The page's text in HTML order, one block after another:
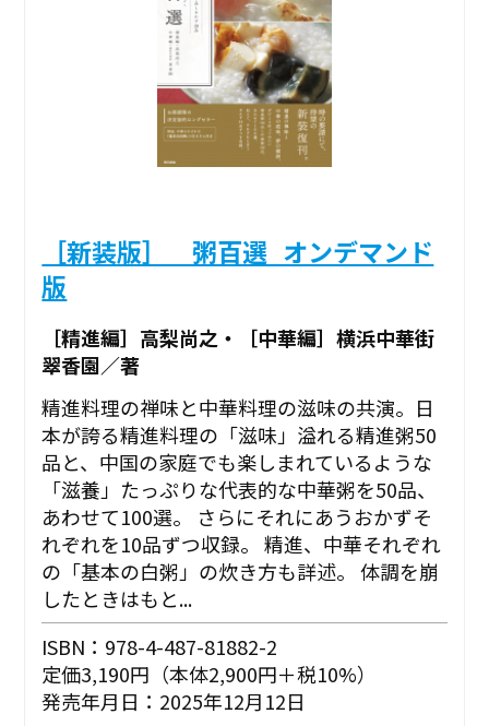
［新装版］ 粥百選_オンデマンド
版
［精進編］高梨尚之・［中華編］横浜中華街
翠香園／著
精進料理の禅味と中華料理の滋味の共演。日
本が誇る精進料理の「滋味」溢れる精進粥50
品と、中国の家庭でも楽しまれているような
「滋養」たっぷりな代表的な中華粥を50品、
あわせて100選。 さらにそれにあうおかずそ
れぞれを10品ずつ収録。 精進、中華それぞれ
の「基本の白粥」の炊き方も詳述。 体調を崩
したときはもと...
ISBN：978-4-487-81882-2
定価3,190円（本体2,900円＋税10%）
発売年月日：2025年12月12日